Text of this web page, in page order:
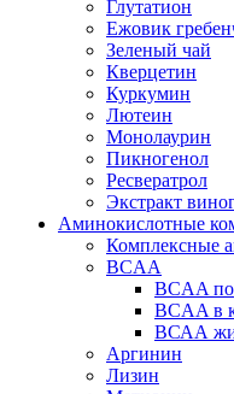
Глутатион
Ежовик
Зеленый чай
Кверцетин
Куркумин
Лютеин
Монолаурин
Пикногенол
Ресвератрол
Экстракт
Аминокислотные
Комплексные
BCAA
BCAA
BCAA в
ВСАА
Аргинин
Лизин